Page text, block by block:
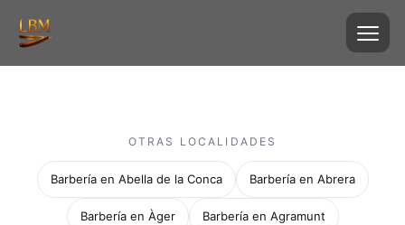
OTRAS LOCALIDADES
Barbería en Abella de la Conca Barbería en Abrera
Barbería en Àger Barbería en Agramunt